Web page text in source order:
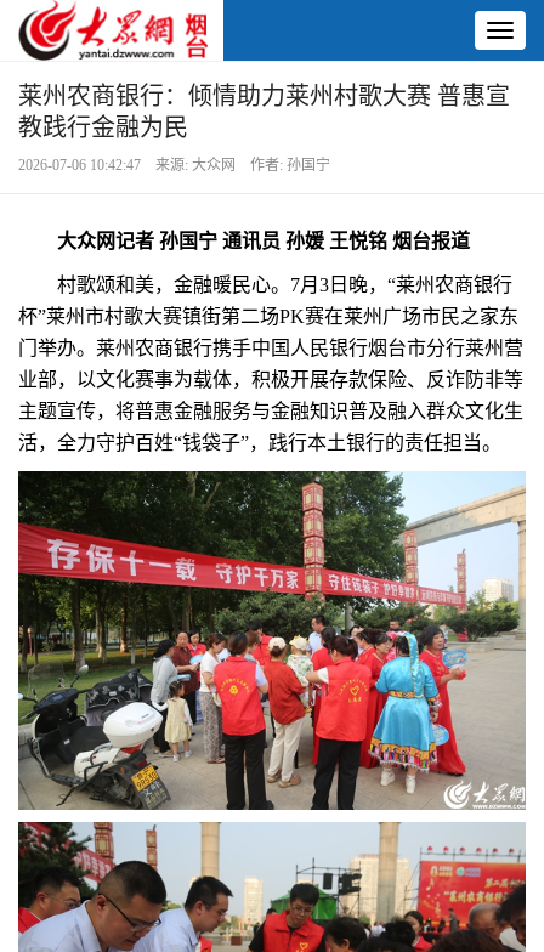
莱州农商银行：倾情助力莱州村歌大赛 普惠宣
教践行金融为民
2026-07-06 10:42:47 来源: 大众网 作者: 孙国宁
大众网记者 孙国宁 通讯员 孙媛 王悦铭 烟台报道
村歌颂和美，金融暖民心。7月3日晚，“莱州农商银行
杯”莱州市村歌大赛镇街第二场PK赛在莱州广场市民之家东
门举办。莱州农商银行携手中国人民银行烟台市分行莱州营
业部，以文化赛事为载体，积极开展存款保险、反诈防非等
主题宣传，将普惠金融服务与金融知识普及融入群众文化生
活，全力守护百姓“钱袋子”，践行本土银行的责任担当。